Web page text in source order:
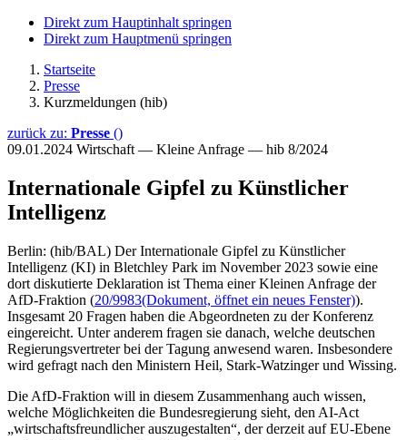
Direkt zum Hauptinhalt springen
Direkt zum Hauptmenü springen
Startseite
Presse
Kurzmeldungen (hib)
zurück zu: Presse ()
09.01.2024 Wirtschaft — Kleine Anfrage — hib 8/2024
Internationale Gipfel zu Künstlicher
Intelligenz
Berlin: (hib/BAL) Der Internationale Gipfel zu Künstlicher
Intelligenz (KI) in Bletchley Park im November 2023 sowie eine
dort diskutierte Deklaration ist Thema einer Kleinen Anfrage der
AfD-Fraktion (20/9983(Dokument, öffnet ein neues Fenster)).
Insgesamt 20 Fragen haben die Abgeordneten zu der Konferenz
eingereicht. Unter anderem fragen sie danach, welche deutschen
Regierungsvertreter bei der Tagung anwesend waren. Insbesondere
wird gefragt nach den Ministern Heil, Stark-Watzinger und Wissing.
Die AfD-Fraktion will in diesem Zusammenhang auch wissen,
welche Möglichkeiten die Bundesregierung sieht, den AI-Act
„wirtschaftsfreundlicher auszugestalten“, der derzeit auf EU-Ebene